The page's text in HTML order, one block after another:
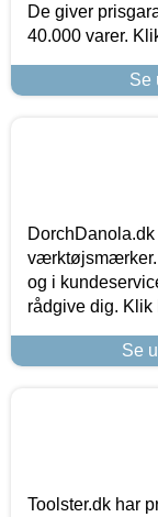
De giver
40.000 varer.
Se
værktøjsmærker.
og i
rådgive dig. Klik
Se
Toolster.dk har